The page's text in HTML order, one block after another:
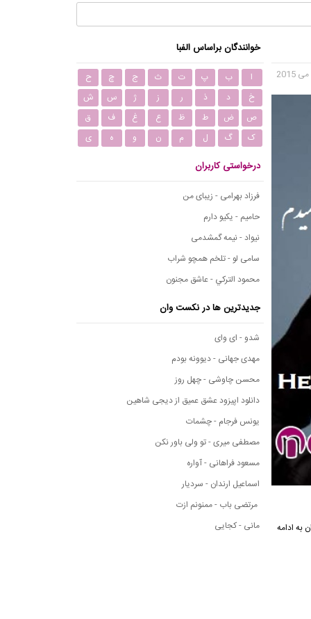
وان به ادامه
خوانندگان براساس الفبا
ا ب پ ت ث ج چ
ح
خ
د ذ ر ز ژ س
ش
ص
ض ط ظ ع غ ف
ق
ک
گ ل م ن و ه ی
درخواستی کاربران
فرزاد بهرامی - زیبای من
حامیم - یکیو دارم
نیواد - نیمه گمشدمی
سامی لو - تلخم همچو شراب
محمود التركي - عاشق مجنون
جدیدترین ها در نکست وان
شدو - ای وای
مهدی جهانی - دیوونه بودم
محسن چاوشی - چهل روز
دانلود اپیزود عشق عمیق از دیجی شاهین
یونس فرجام - چشمات
مصطفی میری - تو ولی باور نکن
مسعود فراهانی - آواره
اسماعیل ارندان - سردیار
مرتضی باب - ممنونم ازت
مانی - کجایی